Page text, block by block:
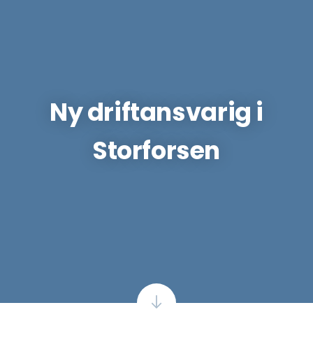
Ny driftansvarig i
Storforsen